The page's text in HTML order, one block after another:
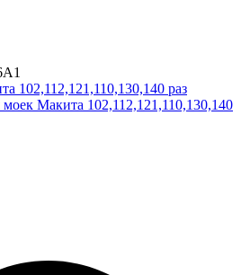
102,112,121,110,130,140 раз
Макита 102,112,121,110,130,140